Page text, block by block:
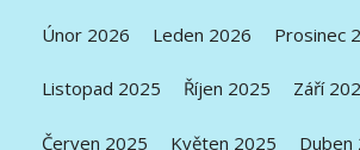
Únor 2026 Leden 2026 Prosinec
Listopad 2025 Říjen 2025 Září
Červen 2025 Květen 2025 Duben